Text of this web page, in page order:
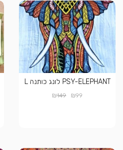
PSY-ELEPHANT לונג כותנה L
₪99
₪149